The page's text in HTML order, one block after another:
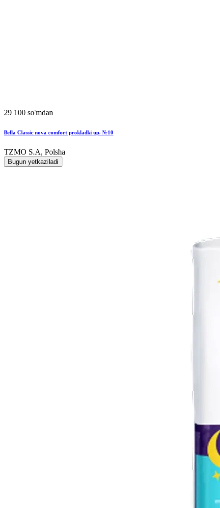
29 100 so'mdan
Bella Classic nova comfort prokladki up. №10
TZMO S.A, Polsha
Bugun yetkaziladi